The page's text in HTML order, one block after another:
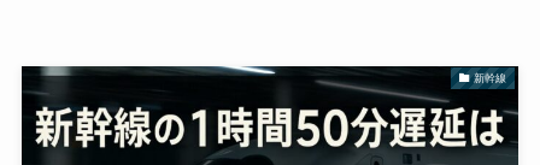
新幹線